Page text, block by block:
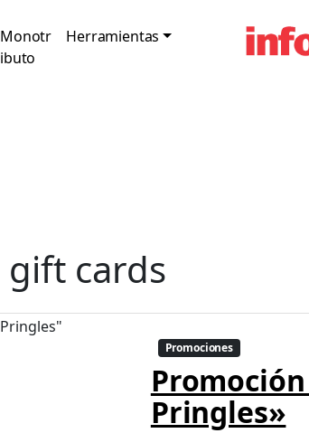
Monotr
ibuto
Herramientas
gift cards
Promociones
Pringles»